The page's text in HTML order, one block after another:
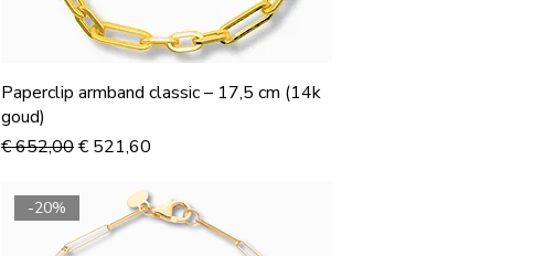
Paperclip armband classic – 17,5 cm (14k
goud)
Normale prijs
€ 652,00Verkoopprijs
€ 521,60
-20%